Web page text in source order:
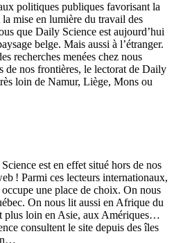
politiques publiques favorisant la
mise en lumière du travail des
que Daily Science est aujourd’hui
belge. Mais aussi à l’étranger.
recherches menées chez nous
de nos frontières, le lectorat de Daily
loin de Namur, Liège, Mons ou
est en effet situé hors de nos
! Parmi ces lecteurs internationaux,
une place de choix. On nous
On nous lit aussi en Afrique du
plus loin en Asie, aux Amériques…
consultent le site depuis des îles